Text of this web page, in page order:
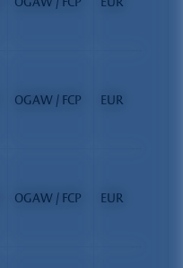
OGAW / FCP EUR
OGAW / FCP EUR